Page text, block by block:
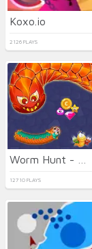
Koxo.io
2126 PLAYS
12710 PLAYS